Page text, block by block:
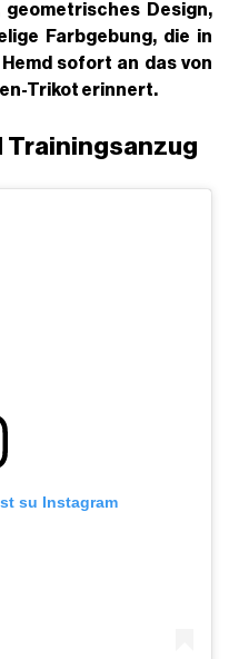
geometrisches Design,
Farbgebung, die in
sofort an das von
Trikot erinnert.
Trainingsanzug
su Instagram